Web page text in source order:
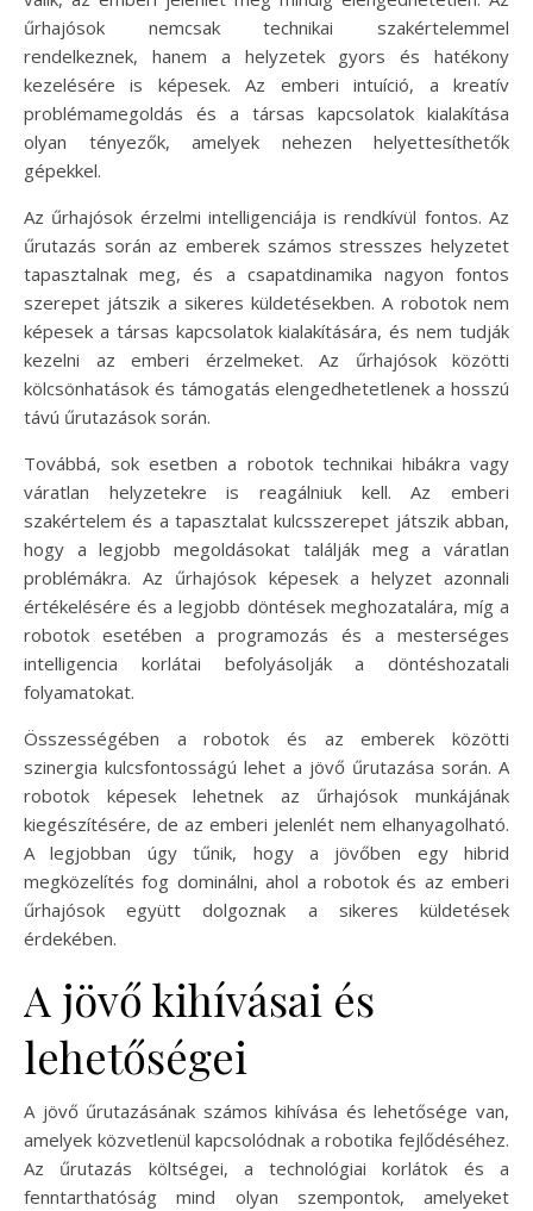
űrhajósok nemcsak technikai szakértelemmel
rendelkeznek, hanem a helyzetek gyors és hatékony
kezelésére is képesek. Az emberi intuíció, a kreatív
problémamegoldás és a társas kapcsolatok kialakítása
olyan tényezők, amelyek nehezen helyettesíthetők
gépekkel.
Az űrhajósok érzelmi intelligenciája is rendkívül fontos. Az
űrutazás során az emberek számos stresszes helyzetet
tapasztalnak meg, és a csapatdinamika nagyon fontos
szerepet játszik a sikeres küldetésekben. A robotok nem
képesek a társas kapcsolatok kialakítására, és nem tudják
kezelni az emberi érzelmeket. Az űrhajósok közötti
kölcsönhatások és támogatás elengedhetetlenek a hosszú
távú űrutazások során.
Továbbá, sok esetben a robotok technikai hibákra vagy
váratlan helyzetekre is reagálniuk kell. Az emberi
szakértelem és a tapasztalat kulcsszerepet játszik abban,
hogy a legjobb megoldásokat találják meg a váratlan
problémákra. Az űrhajósok képesek a helyzet azonnali
értékelésére és a legjobb döntések meghozatalára, míg a
robotok esetében a programozás és a mesterséges
intelligencia korlátai befolyásolják a döntéshozatali
folyamatokat.
Összességében a robotok és az emberek közötti
szinergia kulcsfontosságú lehet a jövő űrutazása során. A
robotok képesek lehetnek az űrhajósok munkájának
kiegészítésére, de az emberi jelenlét nem elhanyagolható.
A legjobban úgy tűnik, hogy a jövőben egy hibrid
megközelítés fog dominálni, ahol a robotok és az emberi
űrhajósok együtt dolgoznak a sikeres küldetések
érdekében.
A jövő kihívásai és
lehetőségei
A jövő űrutazásának számos kihívása és lehetősége van,
amelyek közvetlenül kapcsolódnak a robotika fejlődéséhez.
Az űrutazás költségei, a technológiai korlátok és a
fenntarthatóság mind olyan szempontok, amelyeket